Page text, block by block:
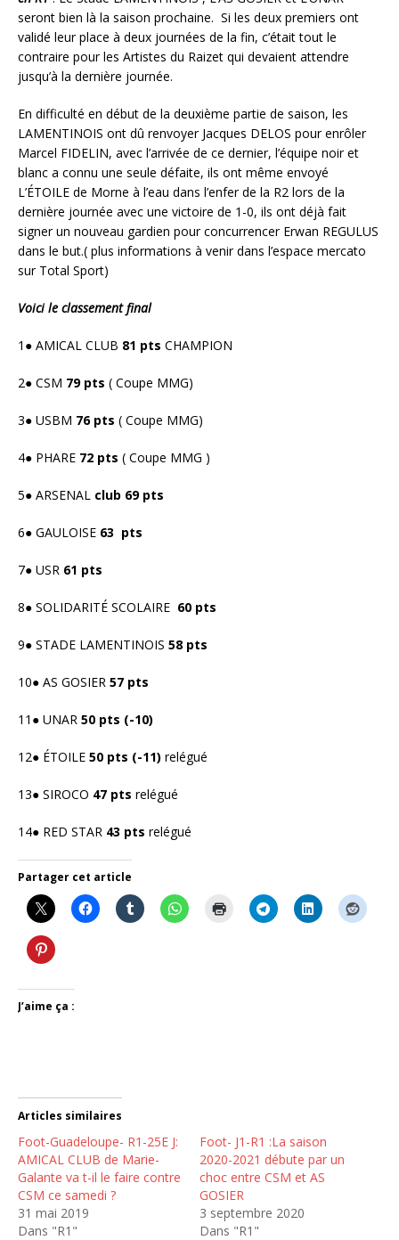
seront bien là la saison prochaine. Si les deux premiers ont
validé leur place à deux journées de la fin, c’était tout le
contraire pour les Artistes du Raizet qui devaient attendre
jusqu’à la dernière journée.
En difficulté en début de la deuxième partie de saison, les
LAMENTINOIS ont dû renvoyer Jacques DELOS pour enrôler
Marcel FIDELIN, avec l’arrivée de ce dernier, l’équipe noir et
blanc a connu une seule défaite, ils ont même envoyé
L’ÉTOILE de Morne à l’eau dans l’enfer de la R2 lors de la
dernière journée avec une victoire de 1-0, ils ont déjà fait
signer un nouveau gardien pour concurrencer Erwan REGULUS
dans le but.( plus informations à venir dans l’espace mercato
sur Total Sport)
Voici le classement final
1● AMICAL CLUB 81 pts CHAMPION
2● CSM 79 pts ( Coupe MMG)
3● USBM 76 pts ( Coupe MMG)
4● PHARE 72 pts ( Coupe MMG )
5● ARSENAL club 69 pts
6● GAULOISE 63 pts
7● USR 61 pts
8● SOLIDARITÉ SCOLAIRE 60 pts
9● STADE LAMENTINOIS 58 pts
10● AS GOSIER 57 pts
11● UNAR 50 pts (-10)
12● ÉTOILE 50 pts (-11) relégué
13● SIROCO 47 pts relégué
14● RED STAR 43 pts relégué
Partager cet article
J’aime ça :
Articles similaires
Foot-Guadeloupe- R1-25E J:
AMICAL CLUB de Marie-
Galante va t-il le faire contre
CSM ce samedi ?
31 mai 2019
Dans "R1"
Foot- J1-R1 :La saison
2020-2021 débute par un
choc entre CSM et AS
GOSIER
3 septembre 2020
Dans "R1"